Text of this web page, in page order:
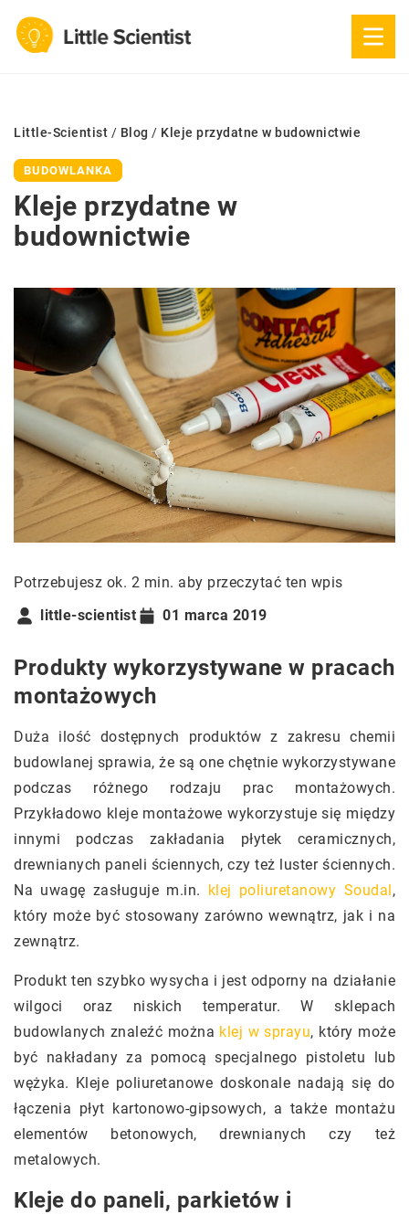
Little-Scientist / Blog / Kleje przydatne w budownictwie
BUDOWLANKA
Kleje przydatne w
budownictwie
Potrzebujesz ok. 2 min. aby przeczytać ten wpis
little-scientist
01 marca 2019
Produkty wykorzystywane w pracach
montażowych
Duża ilość dostępnych produktów z zakresu chemii
budowlanej sprawia, że są one chętnie wykorzystywane
podczas różnego rodzaju prac montażowych.
Przykładowo kleje montażowe wykorzystuje się między
innymi podczas zakładania płytek ceramicznych,
drewnianych paneli ściennych, czy też luster ściennych.
Na uwagę zasługuje m.in. klej poliuretanowy Soudal,
który może być stosowany zarówno wewnątrz, jak i na
zewnątrz.
Produkt ten szybko wysycha i jest odporny na działanie
wilgoci oraz niskich temperatur. W sklepach
budowlanych znaleźć można klej w sprayu, który może
być nakładany za pomocą specjalnego pistoletu lub
wężyka. Kleje poliuretanowe doskonale nadają się do
łączenia płyt kartonowo-gipsowych, a także montażu
elementów betonowych, drewnianych czy też
metalowych.
Kleje do paneli, parkietów i